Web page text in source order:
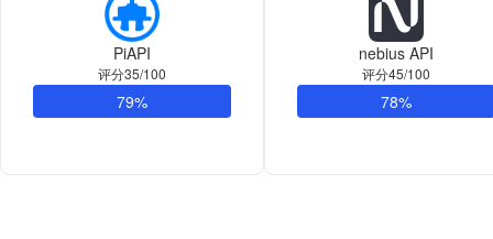
PiAPI
评分35/100
79%
nebius API
评分45/100
78%